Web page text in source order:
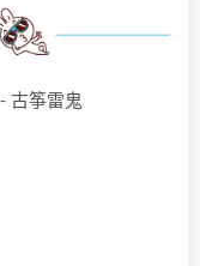
古筝雷鬼